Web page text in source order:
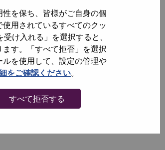
を保ち、皆様がご自身の個
用されているすべてのクッ
け入れる」を選択すると、
す。「すべて拒否」を選択
を使用して、設定の管理や
をご確認ください。
すべて拒否する
full-
SAO PAULO - SP, São Paulo, Brazil,
Product Marketing Specialist
SAO PAULO - SP, São Paulo, Brazil,
全てを見る